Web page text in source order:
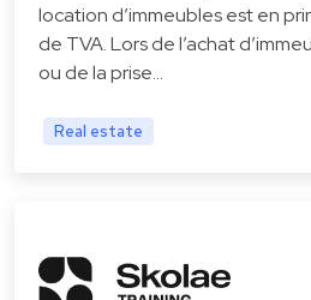
location d’immeubles est en
de TVA. Lors de l’achat
ou de la prise…
Real estate